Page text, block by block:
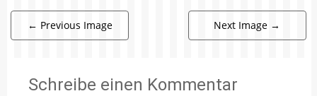
← Previous Image Next Image →
Schreibe einen Kommentar